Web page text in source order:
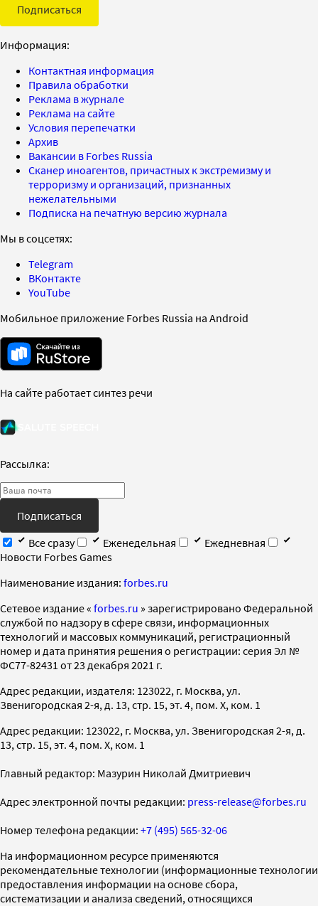
Подписаться
Информация:
Контактная информация
Правила обработки
Реклама в журнале
Реклама на сайте
Условия перепечатки
Архив
Вакансии в Forbes Russia
Сканер иноагентов, причастных к экстремизму и
терроризму и организаций, признанных
нежелательными
Подписка на печатную версию журнала
Мы в соцсетях:
Telegram
ВКонтакте
YouTube
Мобильное приложение Forbes Russia на Android
На сайте работает синтез речи
Рассылка:
Подписаться
Все сразу
Еженедельная
Ежедневная
Новости Forbes Games
Наименование издания: forbes.ru
Cетевое издание « forbes.ru » зарегистрировано Федеральной
службой по надзору в сфере связи, информационных
технологий и массовых коммуникаций, регистрационный
номер и дата принятия решения о регистрации: серия Эл №
ФС77-82431 от 23 декабря 2021 г.
Адрес редакции, издателя: 123022, г. Москва, ул.
Звенигородская 2-я, д. 13, стр. 15, эт. 4, пом. X, ком. 1
Адрес редакции: 123022, г. Москва, ул. Звенигородская 2-я, д.
13, стр. 15, эт. 4, пом. X, ком. 1
Главный редактор: Мазурин Николай Дмитриевич
Адрес электронной почты редакции: press-release@forbes.ru
Номер телефона редакции: +7 (495) 565-32-06
На информационном ресурсе применяются
рекомендательные технологии (информационные технологии
предоставления информации на основе сбора,
систематизации и анализа сведений, относящихся